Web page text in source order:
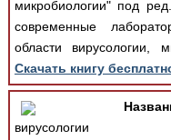
микробиологии" под
современные
области вирусологии,
Скачать книгу
вирусологии